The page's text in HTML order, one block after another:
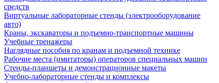
средств
Виртуальные лабораторные стенды (электрооборудование
авто)
Краны, экскаваторы и подъемно-транспортные машины
Учебные тренажеры
Наглядные пособия по кранам и подъемной технике
Рабочие места (имитаторы) операторов специальных машин
Стенды-планшеты и демонстрационные макеты
Учебно-лабораторные стенды и комплексы